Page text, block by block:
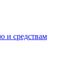
и средствам